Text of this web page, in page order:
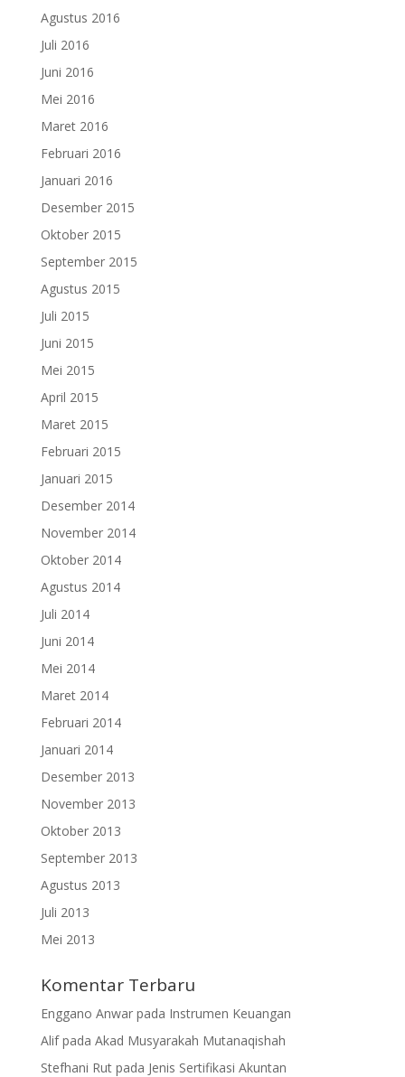
Agustus 2016
Juli 2016
Juni 2016
Mei 2016
Maret 2016
Februari 2016
Januari 2016
Desember 2015
Oktober 2015
September 2015
Agustus 2015
Juli 2015
Juni 2015
Mei 2015
April 2015
Maret 2015
Februari 2015
Januari 2015
Desember 2014
November 2014
Oktober 2014
Agustus 2014
Juli 2014
Juni 2014
Mei 2014
Maret 2014
Februari 2014
Januari 2014
Desember 2013
November 2013
Oktober 2013
September 2013
Agustus 2013
Juli 2013
Mei 2013
Komentar Terbaru
Enggano Anwarpada Instrumen Keuangan
Alifpada Akad Musyarakah Mutanaqishah
Stefhani Rutpada Jenis Sertifikasi Akuntan